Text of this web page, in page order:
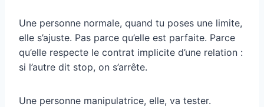
Une personne normale, quand tu poses une limite,
elle s’ajuste. Pas parce qu’elle est parfaite. Parce
qu’elle respecte le contrat implicite d’une relation :
si l’autre dit stop, on s’arrête.
Une personne manipulatrice, elle, va tester.